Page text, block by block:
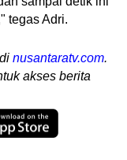
tegas Adri.
nusantaratv.com.
akses berita